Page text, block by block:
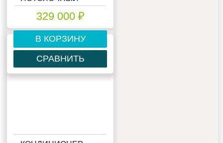
FDE140VNA
329 000 ₽
В КОРЗИНУ
СРАВНИТЬ